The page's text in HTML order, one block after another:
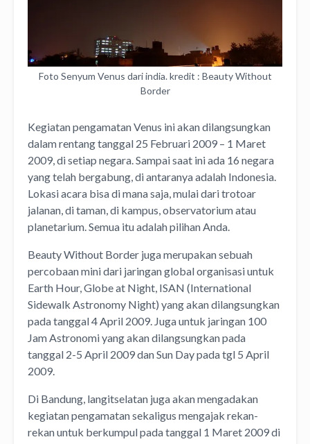
Foto Senyum Venus dari india. kredit : Beauty Without
Border
Kegiatan pengamatan Venus ini akan dilangsungkan
dalam rentang tanggal 25 Februari 2009 – 1 Maret
2009, di setiap negara. Sampai saat ini ada 16 negara
yang telah bergabung, di antaranya adalah Indonesia.
Lokasi acara bisa di mana saja, mulai dari trotoar
jalanan, di taman, di kampus, observatorium atau
planetarium. Semua itu adalah pilihan Anda.
Beauty Without Border juga merupakan sebuah
percobaan mini dari jaringan global organisasi untuk
Earth Hour, Globe at Night, ISAN (International
Sidewalk Astronomy Night) yang akan dilangsungkan
pada tanggal 4 April 2009. Juga untuk jaringan 100
Jam Astronomi yang akan dilangsungkan pada
tanggal 2-5 April 2009 dan Sun Day pada tgl 5 April
2009.
Di Bandung, langitselatan juga akan mengadakan
kegiatan pengamatan sekaligus mengajak rekan-
rekan untuk berkumpul pada tanggal 1 Maret 2009 di